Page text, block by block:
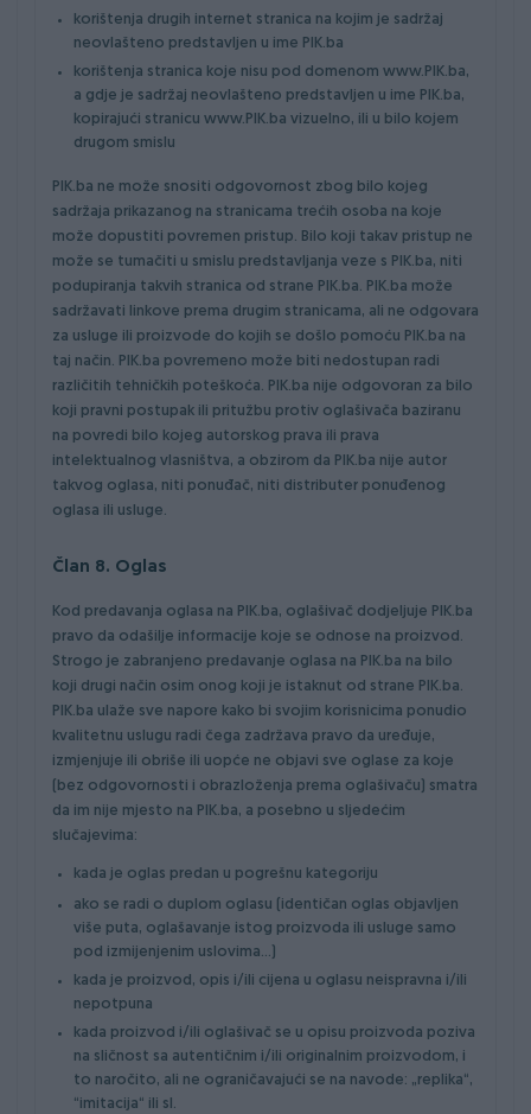
korištenja drugih internet stranica na kojim je sadržaj
neovlašteno predstavljen u ime PIK.ba
korištenja stranica koje nisu pod domenom www.PIK.ba,
a gdje je sadržaj neovlašteno predstavljen u ime PIK.ba,
kopirajući stranicu www.PIK.ba vizuelno, ili u bilo kojem
drugom smislu
PIK.ba ne može snositi odgovornost zbog bilo kojeg
sadržaja prikazanog na stranicama trećih osoba na koje
može dopustiti povremen pristup. Bilo koji takav pristup ne
može se tumačiti u smislu predstavljanja veze s PIK.ba, niti
podupiranja takvih stranica od strane PIK.ba. PIK.ba može
sadržavati linkove prema drugim stranicama, ali ne odgovara
za usluge ili proizvode do kojih se došlo pomoću PIK.ba na
taj način. PIK.ba povremeno može biti nedostupan radi
različitih tehničkih poteškoća. PIK.ba nije odgovoran za bilo
koji pravni postupak ili pritužbu protiv oglašivača baziranu
na povredi bilo kojeg autorskog prava ili prava
intelektualnog vlasništva, a obzirom da PIK.ba nije autor
takvog oglasa, niti ponuđač, niti distributer ponuđenog
oglasa ili usluge.
Član 8. Oglas
Kod predavanja oglasa na PIK.ba, oglašivač dodjeljuje PIK.ba
pravo da odašilje informacije koje se odnose na proizvod.
Strogo je zabranjeno predavanje oglasa na PIK.ba na bilo
koji drugi način osim onog koji je istaknut od strane PIK.ba.
PIK.ba ulaže sve napore kako bi svojim korisnicima ponudio
kvalitetnu uslugu radi čega zadržava pravo da uređuje,
izmjenjuje ili obriše ili uopće ne objavi sve oglase za koje
(bez odgovornosti i obrazloženja prema oglašivaču) smatra
da im nije mjesto na PIK.ba, a posebno u sljedećim
slučajevima:
kada je oglas predan u pogrešnu kategoriju
ako se radi o duplom oglasu (identičan oglas objavljen
više puta, oglašavanje istog proizvoda ili usluge samo
pod izmijenjenim uslovima...)
kada je proizvod, opis i/ili cijena u oglasu neispravna i/ili
nepotpuna
kada proizvod i/ili oglašivač se u opisu proizvoda poziva
na sličnost sa autentičnim i/ili originalnim proizvodom, i
to naročito, ali ne ograničavajući se na navode: „replika“,
“imitacija“ ili sl.